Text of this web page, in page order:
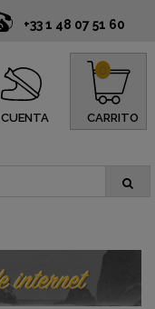
+33 1 48 07 51 60
CUENTA CARRITO
0